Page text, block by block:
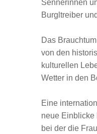
Sennerinnen
Burgltreiber
Das
von den
kulturellen
Wetter in den
Eine
neue Einblicke
bei der die